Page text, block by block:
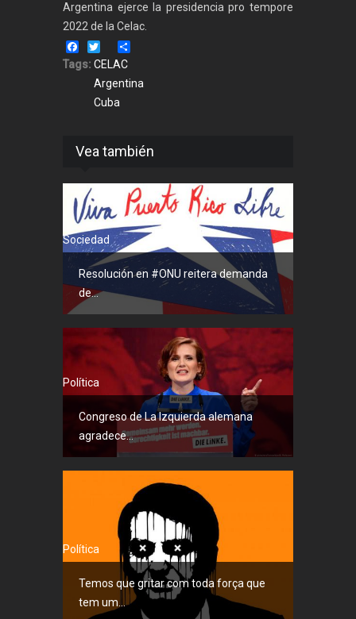
Argentina ejerce la presidencia pro tempore
2022 de la Celac.
Facebook
Twitter
Tags: CELAC
Argentina
Cuba
Vea también
Sociedad
Resolución en #ONU reitera demanda
de...
Política
Congreso de La Izquierda alemana
agradece...
Política
Temos que gritar com toda força que
tem um...